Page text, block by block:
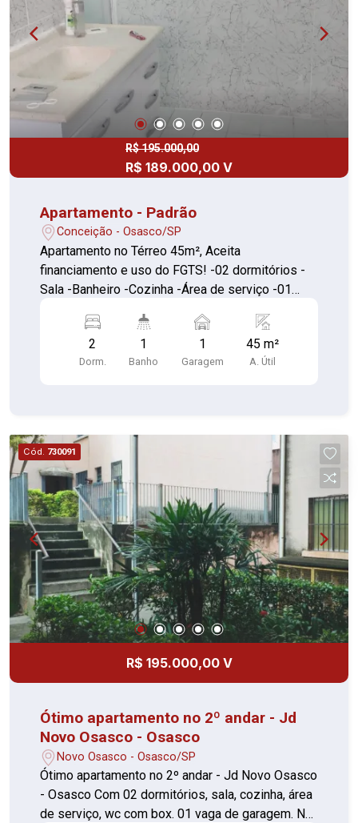
R$ 195.000,00
R$ 189.000,00 V
Apartamento - Padrão
Conceição - Osasco/SP
Apartamento no Térreo 45m², Aceita
financiamento e uso do FGTS! -02 dormitórios -
Sala -Banheiro -Cozinha -Área de serviço -01
Play Ground/ Quadra / Salão de festas com
churrasqueira/ sala de jogos
2
Dorm.
1
Banho
1
Garagem
45 m²
A. Útil
Cód. 730091
R$ 195.000,00 V
Ótimo apartamento no 2º andar - Jd
Novo Osasco - Osasco
Novo Osasco - Osasco/SP
Ótimo apartamento no 2º andar - Jd Novo Osasco
- Osasco Com 02 dormitórios, sala, cozinha, área
de serviço, wc com box. 01 vaga de garagem. Na